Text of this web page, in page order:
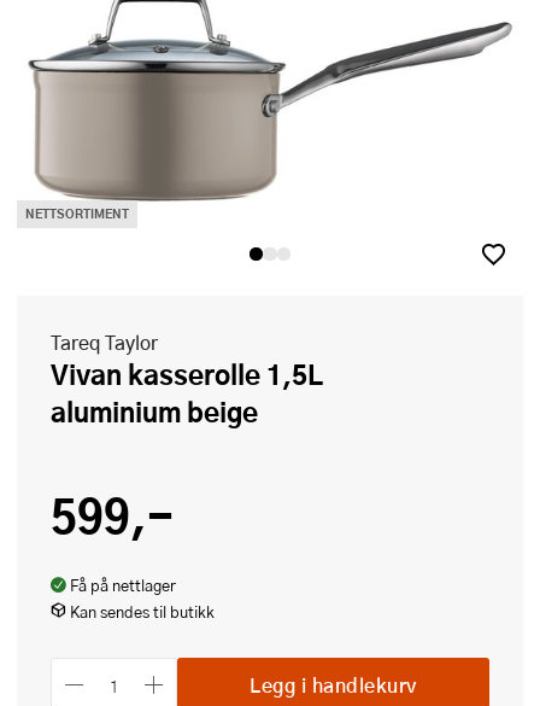
NETTSORTIMENT
Tareq Taylor
Vivan kasserolle 1,5L
aluminium beige
599,-
Få på nettlager
Kan sendes til butikk
Legg i handlekurv